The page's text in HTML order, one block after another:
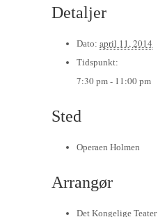
Detaljer
Dato: april 11, 2014
Tidspunkt:
7:30 pm - 11:00 pm
Sted
Operaen Holmen
Arrangør
Det Kongelige Teater